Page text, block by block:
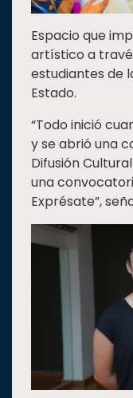
Vinculación
Historia
Universiada
Nacional
Espacio que
artístico a
estudiantes de
Estado.
“Todo inició
y se abrió una
Difusión
una
Exprésate”,